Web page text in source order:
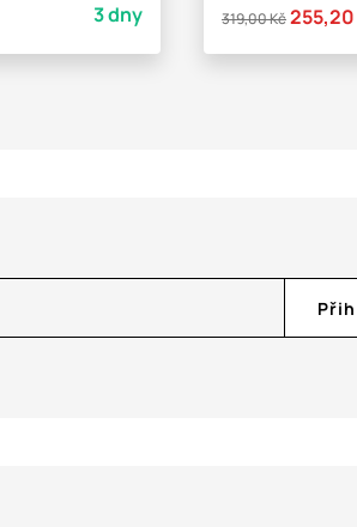
3 dny
319,00 Kč255,20